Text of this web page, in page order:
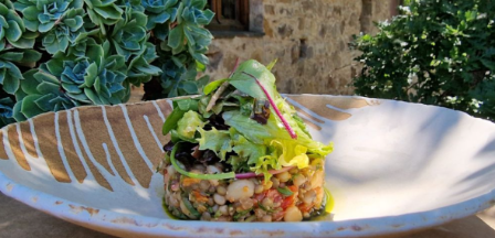
Για τη γέμιση
4 μάτσα μάραθο, ψιλοκομμένα
2 μεγάλα κρεμμύδια, ψιλοκομμένα
4 μάτσα άγρια χόρτα, ψιλοκομμένα
2 μάτσα φρέσκο κρεμμύδι, ψιλοκομμένα